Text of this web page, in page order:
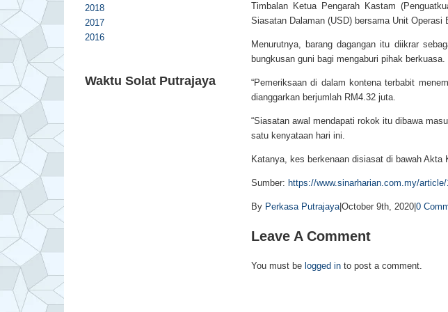
Timbalan Ketua Pengarah Kastam
Siasatan Dalaman (USD) bersama Unit
Menurutnya, barang dagangan itu diikrar
bungkusan guni bagi mengaburi pihak berkuasa.
“Pemeriksaan di dalam kontena terbabit
dianggarkan berjumlah RM4.32 juta.
“Siasatan awal mendapati rokok itu dibawa
satu kenyataan hari ini.
Katanya, kes berkenaan disiasat di bawah
Sumber: https://www.sinarharian.com.my/
By Perkasa Putrajaya|October 9th, 2020 0
Leave A Comment
You must be logged in to post a comment.
2018
2017
2016
Waktu Solat Putrajaya